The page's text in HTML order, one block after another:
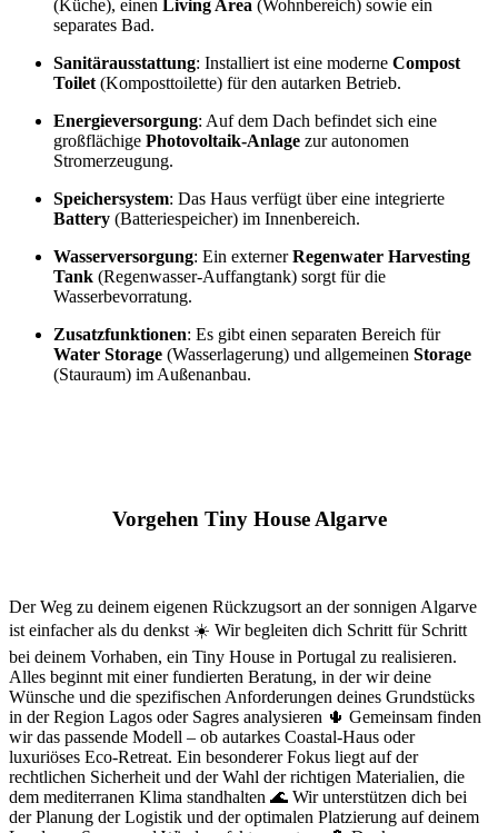
(Küche), einen Living Area (Wohnbereich) sowie ein
separates Bad.
Sanitärausstattung: Installiert ist eine moderne Compost
Toilet (Komposttoilette) für den autarken Betrieb.
Energieversorgung: Auf dem Dach befindet sich eine
großflächige Photovoltaik-Anlage zur autonomen
Stromerzeugung.
Speichersystem: Das Haus verfügt über eine integrierte
Battery (Batteriespeicher) im Innenbereich.
Wasserversorgung: Ein externerRegenwater Harvesting
Tank (Regenwasser-Auffangtank) sorgt für die
Wasserbevorratung.
Zusatzfunktionen: Es gibt einen separaten Bereich für
Water Storage (Wasserlagerung) und allgemeinen Storage
(Stauraum) im Außenanbau.
Vorgehen Tiny House Algarve
Der Weg zu deinem eigenen Rückzugsort an der sonnigen Algarve
ist einfacher als du denkst ☀️ Wir begleiten dich Schritt für Schritt
bei deinem Vorhaben, ein Tiny House in Portugal zu realisieren.
Alles beginnt mit einer fundierten Beratung, in der wir deine
Wünsche und die spezifischen Anforderungen deines Grundstücks
in der Region Lagos oder Sagres analysieren 🌵 Gemeinsam finden
wir das passende Modell – ob autarkes Coastal-Haus oder
luxuriöses Eco-Retreat. Ein besonderer Fokus liegt auf der
rechtlichen Sicherheit und der Wahl der richtigen Materialien, die
dem mediterranen Klima standhalten 🌊 Wir unterstützen dich bei
der Planung der Logistik und der optimalen Platzierung auf deinem